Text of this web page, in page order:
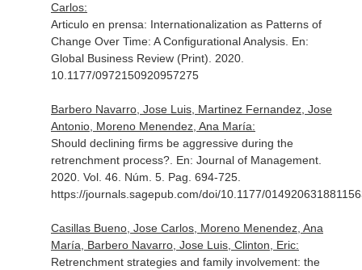
Carlos:
Articulo en prensa: Internationalization as Patterns of
Change Over Time: A Configurational Analysis. En:
Global Business Review (Print) . 2020.
10.1177/0972150920957275
Barbero Navarro, Jose Luis, Martinez Fernandez, Jose
Antonio, Moreno Menendez, Ana María:
Should declining firms be aggressive during the
retrenchment process?. En: Journal of Management.
2020. Vol. 46. Núm. 5. Pag. 694-725.
https://journals.sagepub.com/doi/10.1177/
Casillas Bueno, Jose Carlos, Moreno Menendez, Ana
María, Barbero Navarro, Jose Luis, Clinton, Eric:
Retrenchment strategies and family involvement: the